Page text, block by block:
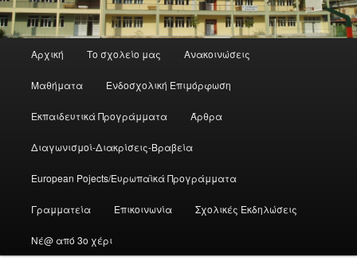
Αρχική Το σχολείο μας Ανακοινώσεις
Μαθήματα Ενδοσχολική Επιμόρφωση
Εκπαιδευτικά Προγράμματα Άρθρα
Διαγωνισμοί-Διακρίσεις-Βραβεία
European Pojects/Ευρωπαϊκά Προγράμματα
Γραμματεία Επικοινωνία Σχολικές Εκδηλώσεις
Νέ@ από 3ο χέρι